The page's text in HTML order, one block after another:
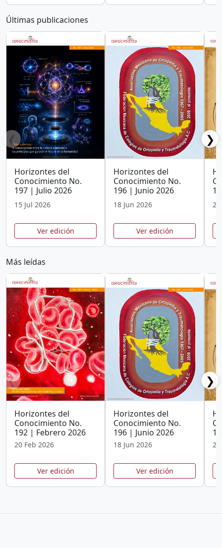
Últimas publicaciones
❮
Horizontes del
Conocimiento No.
197 | Julio 2026
15 Jul 2026
Ver edición
Horizontes del
Conocimiento No.
196 | Junio 2026
18 Jun 2026
Ver edición
❯
Más leídas
❮
Horizontes del
Conocimiento No.
192 | Febrero 2026
20 Feb 2026
Ver edición
Horizontes del
Conocimiento No.
196 | Junio 2026
18 Jun 2026
Ver edición
❯